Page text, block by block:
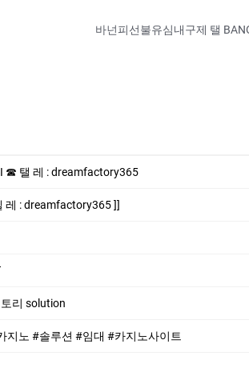
☎ 탤 레 : dreamfactory365
레 : dreamfactory365 ]]
리 solution
노 #솔루션 #임대 #카지노사이트